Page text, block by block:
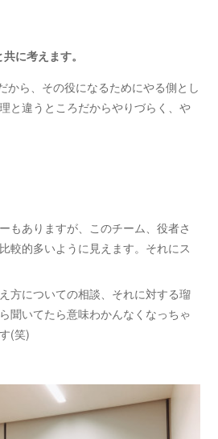
に考えます。
から、その役になるためにやる側とし
と違うところだからやりづらく、や
もありますが、このチーム、役者さ
較的多いように見えます。それにス
方についての相談、それに対する瑠
聞いてたら意味わかんなくなっちゃ
(笑)